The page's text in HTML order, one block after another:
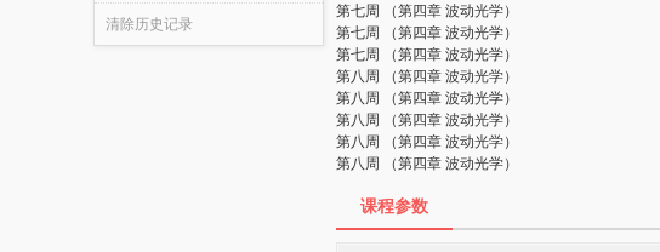
清除历史记录
第七周 （第四章 波动光学）
第七周 （第四章 波动光学）
第七周 （第四章 波动光学）
第八周 （第四章 波动光学）
第八周 （第四章 波动光学）
第八周 （第四章 波动光学）
第八周 （第四章 波动光学）
第八周 （第四章 波动光学）
课程参数